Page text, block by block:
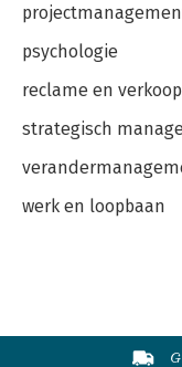
psychologie
reclame en verkoop
strategisch
werk en loopbaan